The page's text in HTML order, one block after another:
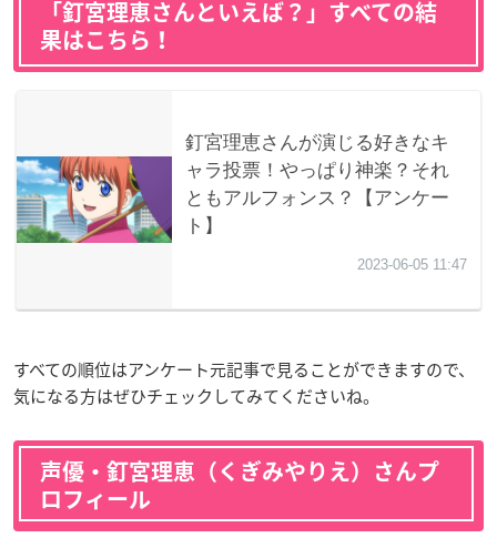
「釘宮理恵さんといえば？」すべての結
果はこちら！
すべての順位はアンケート元記事で見ることができますので、
気になる方はぜひチェックしてみてくださいね。
声優・釘宮理恵（くぎみやりえ）さんプ
ロフィール